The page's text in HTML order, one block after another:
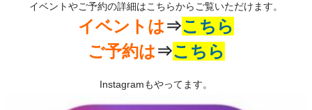
イベントやご予約の詳細はこちらからご覧いただけます。
イベントは⇒こちら
ご予約は⇒こちら
Instagramもやってます。